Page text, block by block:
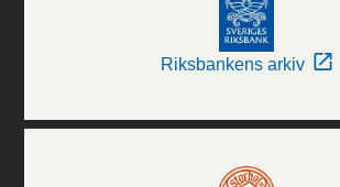
Riksbankens arkiv